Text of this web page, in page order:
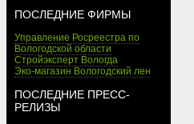
ПОСЛЕДНИЕ ФИРМЫ
Управление Росреестра по
Вологодской области
Стройэксперт Вологда
Эко-магазин Вологодский лен
ПОСЛЕДНИЕ ПРЕСС-
РЕЛИЗЫ